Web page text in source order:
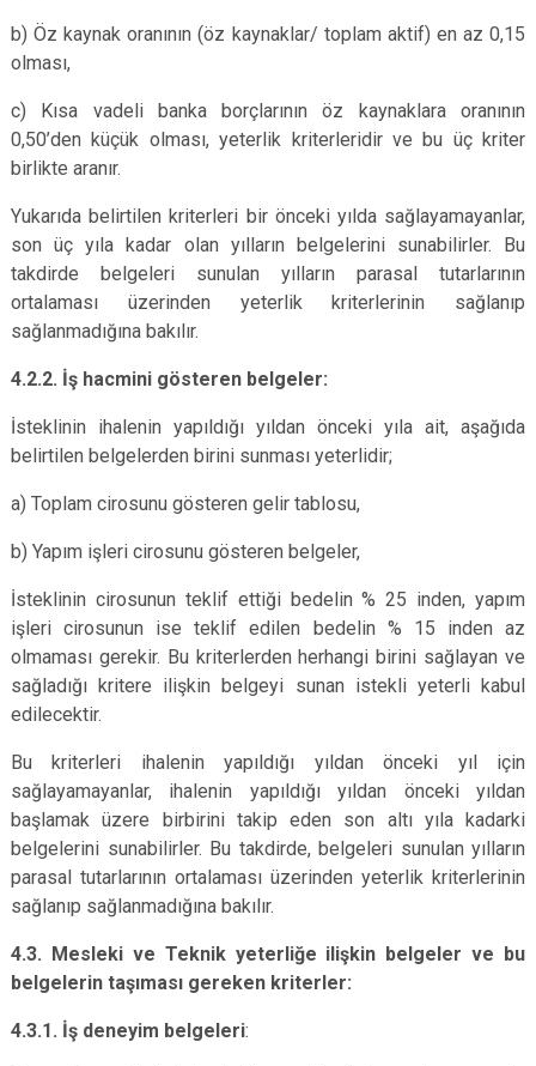
b) Öz kaynak oranının (öz kaynaklar/ toplam aktif) en az 0,15
olması,
c) Kısa vadeli banka borçlarının öz kaynaklara oranının
0,50’den küçük olması, yeterlik kriterleridir ve bu üç kriter
birlikte aranır.
Yukarıda belirtilen kriterleri bir önceki yılda sağlayamayanlar,
son üç yıla kadar olan yılların belgelerini sunabilirler. Bu
takdirde belgeleri sunulan yılların parasal tutarlarının
ortalaması üzerinden yeterlik kriterlerinin sağlanıp
sağlanmadığına bakılır.
4.2.2. İş hacmini gösteren belgeler:
İsteklinin ihalenin yapıldığı yıldan önceki yıla ait, aşağıda
belirtilen belgelerden birini sunması yeterlidir;
a) Toplam cirosunu gösteren gelir tablosu,
b) Yapım işleri cirosunu gösteren belgeler,
İsteklinin cirosunun teklif ettiği bedelin % 25 inden, yapım
işleri cirosunun ise teklif edilen bedelin % 15 inden az
olmaması gerekir. Bu kriterlerden herhangi birini sağlayan ve
sağladığı kritere ilişkin belgeyi sunan istekli yeterli kabul
edilecektir.
Bu kriterleri ihalenin yapıldığı yıldan önceki yıl için
sağlayamayanlar, ihalenin yapıldığı yıldan önceki yıldan
başlamak üzere birbirini takip eden son altı yıla kadarki
belgelerini sunabilirler. Bu takdirde, belgeleri sunulan yılların
parasal tutarlarının ortalaması üzerinden yeterlik kriterlerinin
sağlanıp sağlanmadığına bakılır.
4.3. Mesleki ve Teknik yeterliğe ilişkin belgeler ve bu
belgelerin taşıması gereken kriterler:
4.3.1. İş deneyim belgeleri: